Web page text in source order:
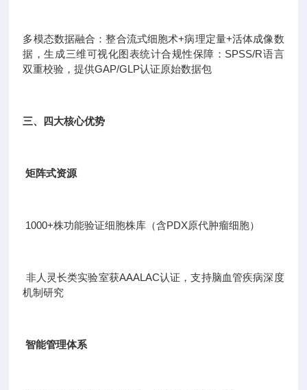
多模态数据融合：整合流式细胞术+病理定量+活体成像数
据，生成三维可视化图表统计合规性保障：SPSS/R语言
双重校验，提供GAP/GLP认证原始数据包
三、四大核心优势
矩阵式资源
1000+株功能验证细胞株库（含PDX原代肿瘤细胞）
非人灵长类实验室获AAALAC认证，支持脑血管疾病深度
机制研究
智能管理体系